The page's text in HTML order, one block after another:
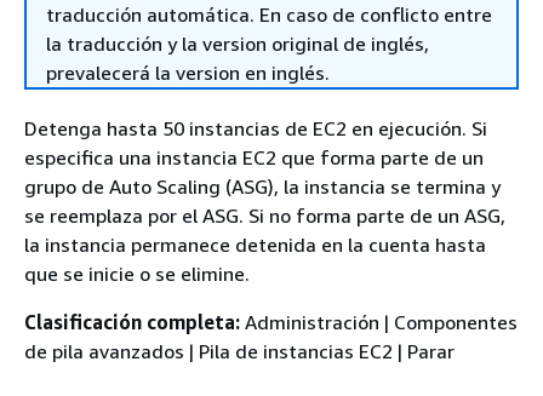
traducción automática. En caso de conflicto entre
la traducción y la version original de inglés,
prevalecerá la version en inglés.
Detenga hasta 50 instancias de EC2 en ejecución. Si
especifica una instancia EC2 que forma parte de un
grupo de Auto Scaling (ASG), la instancia se termina y
se reemplaza por el ASG. Si no forma parte de un ASG,
la instancia permanece detenida en la cuenta hasta
que se inicie o se elimine.
Clasificación completa: Administración | Componentes
de pila avanzados | Pila de instancias EC2 | Parar